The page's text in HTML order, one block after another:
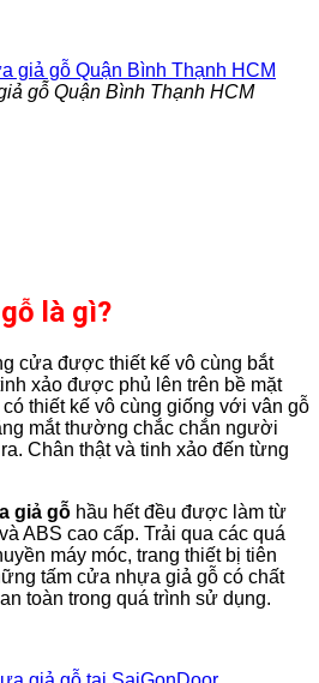
gỗ Quận Bình Thạnh HCM
là gì?
cửa được thiết kế vô cùng bắt
xảo được phủ lên trên bề mặt
thiết kế vô cùng giống với vân gỗ
mắt thường chắc chắn người
Chân thật và tinh xảo đến từng
giả gỗ hầu hết đều được làm từ
ABS cao cấp. Trải qua các quá
máy móc, trang thiết bị tiên
tấm cửa nhựa giả gỗ có chất
toàn trong quá trình sử dụng.